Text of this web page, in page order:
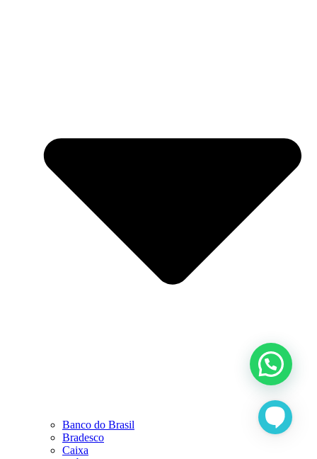
Banco do Brasil
Bradesco
Caixa